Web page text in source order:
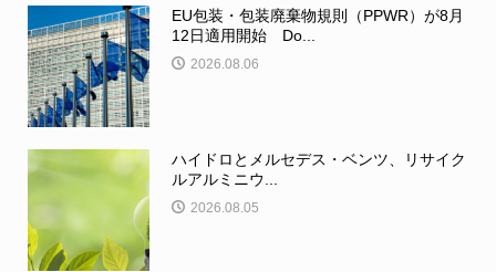
EU包装・包装廃棄物規則（PPWR）が8月
12日適用開始 Do...
2026.08.06
ハイドロとメルセデス・ベンツ、リサイク
ルアルミニウ...
2026.08.05